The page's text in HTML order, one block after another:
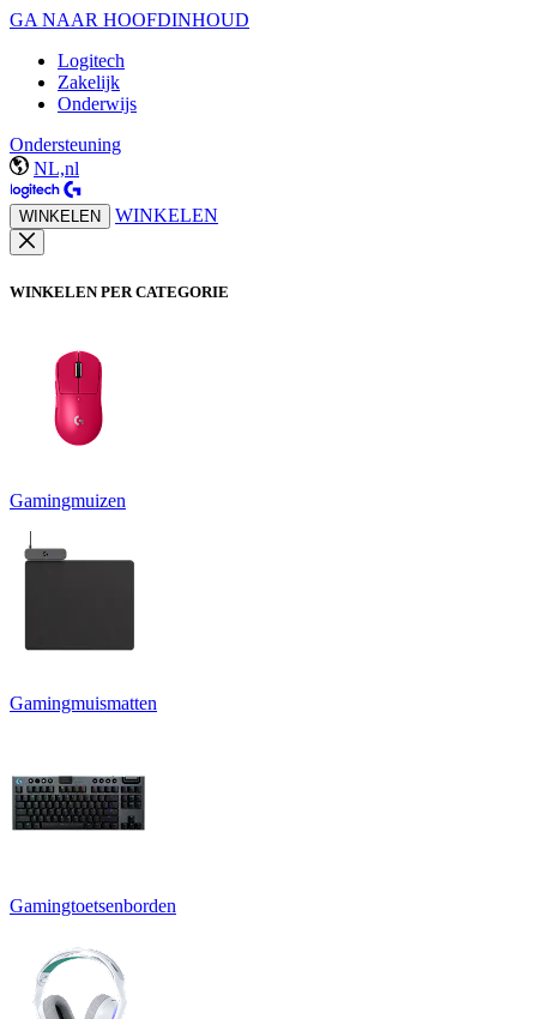
GA NAAR HOOFDINHOUD
Logitech
Zakelijk
Onderwijs
Ondersteuning
NL,nl
WINKELEN WINKELEN
WINKELEN PER CATEGORIE
Gamingmuizen
Gamingmuismatten
Gamingtoetsenborden